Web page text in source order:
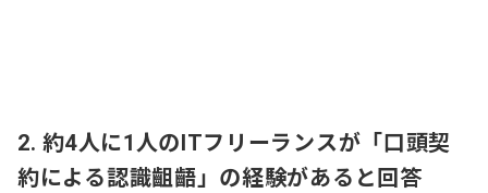
2. 約4人に1人のITフリーランスが「口頭契
約による認識齟齬」の経験があると回答